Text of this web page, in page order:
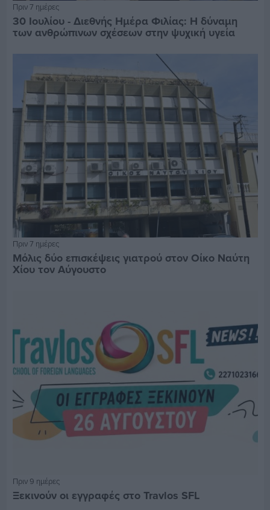
Πριν 7 ημέρες
30 Ιουλίου - Διεθνής Ημέρα Φιλίας: Η δύναμη
των ανθρώπινων σχέσεων στην ψυχική υγεία
Πριν 7 ημέρες
Μόλις δύο επισκέψεις γιατρού στον Οίκο Ναύτη
Χίου τον Αύγουστο
Πριν 9 ημέρες
Ξεκινούν οι εγγραφές στο Travlos SFL